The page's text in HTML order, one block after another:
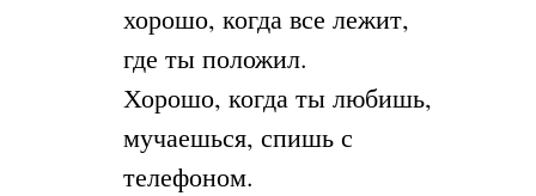
хорошо, когда все лежит,
где ты положил.
Хорошо, когда ты любишь,
мучаешься, спишь с
телефоном.